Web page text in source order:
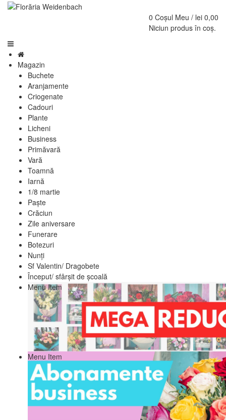
0 Coșul Meu / lei 0,00
Niciun produs în coș.
Magazin
Buchete
Aranjamente
Criogenate
Cadouri
Plante
Licheni
Business
Primăvară
Vară
Toamnă
Iarnă
1/8 martie
Paște
Crăciun
Zile aniversare
Funerare
Botezuri
Nunți
Sf Valentin/ Dragobete
Început/ sfârșit de școală
Menu Item
Menu Item